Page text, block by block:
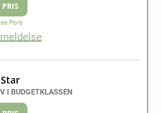
PRIS
Pors
I BUDGETKLASSEN